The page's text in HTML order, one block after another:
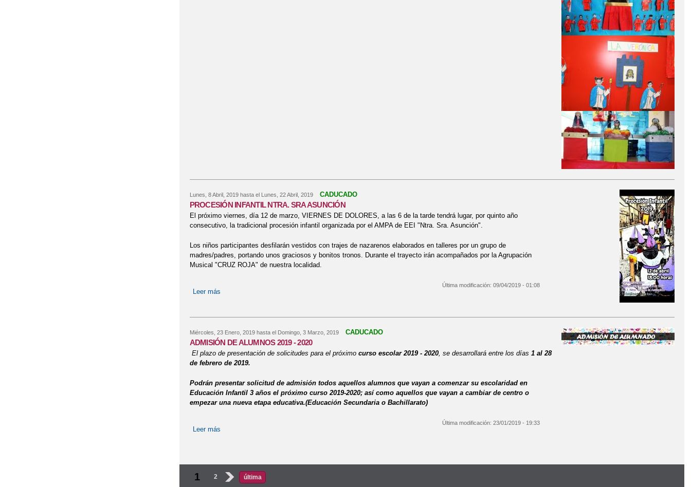
Lunes, 8 Abril, 2019hasta el Lunes, 22 Abril, 2019 CADUCADO
PROCESIÓN INFANTIL NTRA. SRA ASUNCIÓN
El próximo viernes, día 12 de marzo, VIERNES DE DOLORES, a las 6 de la tarde tendrá lugar, por quinto año
consecutivo, la tradicional procesión infantil organizada por el AMPA de EEI "Ntra. Sra. Asunción".
Los niños participantes desfilarán vestidos con trajes de nazarenos elaborados en talleres por un grupo de
madres/padres, portando unos graciosos y bonitos tronos. Durante el trayecto irán acompañados por la Agrupación
Musical "CRUZ ROJA" de nuestra localidad.
Leer más
Última modificación: 09/04/2019 - 01:08
Miércoles, 23 Enero, 2019hasta el Domingo, 3 Marzo, 2019 CADUCADO
ADMISIÓN DE ALUMNOS 2019 - 2020
El plazo de presentación de solicitudes para el próximocurso escolar 2019 - 2020, se desarrollará entre los días 1 al 28
de febrero de 2019.
Podrán presentar solicitud de admisión todos aquellos alumnos que vayan a comenzar su escolaridad en
Educación Infantil 3 años el próximo curso 2019-2020; así como aquellos que vayan a cambiar de centro o
empezar una nueva etapa educativa.(Educación Secundaria o Bachillarato)
Leer más
Última modificación: 23/01/2019 - 19:33
Páginas
1 2 › última